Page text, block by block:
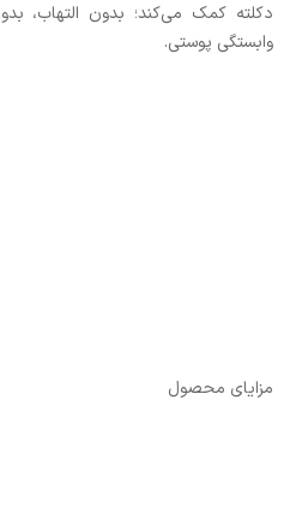
دکلته کمک می‌کند؛ بدون التهاب،
وابستگی پوستی.
مزایای محصول